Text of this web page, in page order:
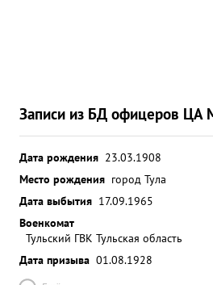
Записи из БД офицеров
Дата рождения 23.03.1908
Место рождения город Тула
Дата выбытия 17.09.1965
Военкомат
Тульский ГВК Тульская область
Дата призыва 01.08.1928